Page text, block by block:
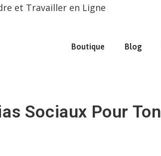
et Travailler en Ligne
Boutique Blog
Sociaux Pour Ton